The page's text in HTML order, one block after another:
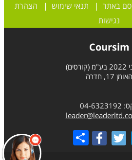
באתר | תנאי שימוש | הצהרת
נגישות
Coursim
האומן 17, חדרה
Share